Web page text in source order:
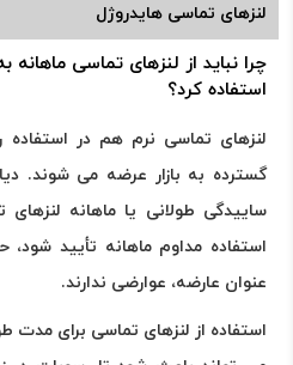
لنزهای تماسی هایدروژل
چرا نباید از لنزهای تماسی
استفاده کرد؟
لنزهای تماسی نرم هم در
گسترده به بازار عرضه می شوند.
ساییدگی طولانی یا ماهانه
استفاده مداوم ماهانه تأیید
عنوان عارضه، عوارضی ندارند.
استفاده از لنزهای تماسی برای مدت